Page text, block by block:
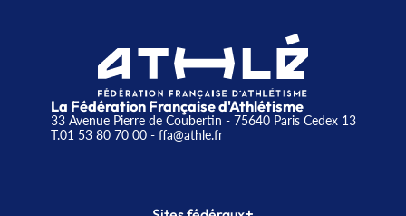
La Fédération Française d'Athlétisme
33 Avenue Pierre de Coubertin - 75640 Paris Cedex 13
T.01 53 80 70 00- ffa@athle.fr